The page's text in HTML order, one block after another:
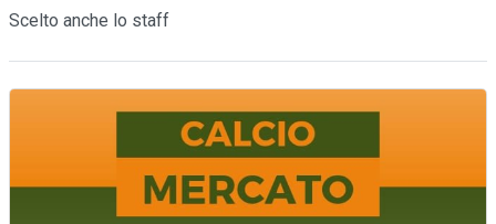
Scelto anche lo staff